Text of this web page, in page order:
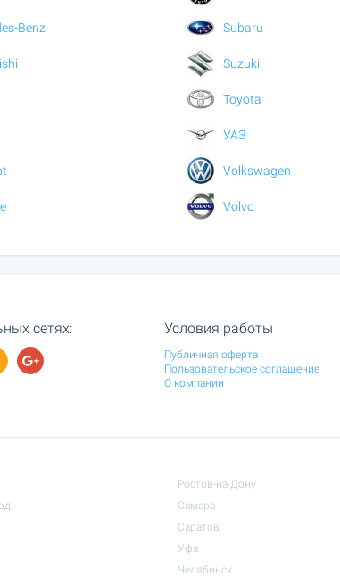
Benz Subaru
Suzuki
Toyota
УАЗ
Volkswagen
Volvo
сетях: Условия работы
Публичная оферта
Пользовательское соглашение
О компании
Ростов-на-Дону
Самара
Саратов
Уфа
Челябинск